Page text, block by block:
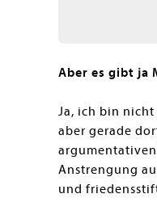
Aber es gibt ja
Ja, ich bin
aber gerade
Anstrengung
und